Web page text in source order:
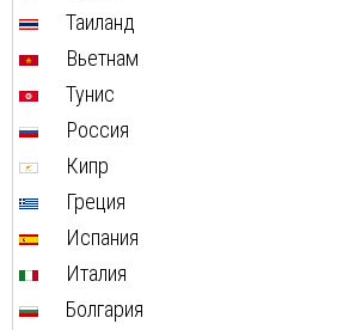
Таиланд
Вьетнам
Тунис
Россия
Кипр
Греция
Испания
Италия
Болгария